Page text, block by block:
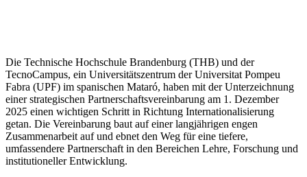
Die Technische Hochschule Brandenburg (THB) und der
TecnoCampus, ein Universitätszentrum der Universitat Pompeu
Fabra (UPF) im spanischen Mataró, haben mit der Unterzeichnung
einer strategischen Partnerschaftsvereinbarung am 1. Dezember
2025 einen wichtigen Schritt in Richtung Internationalisierung
getan. Die Vereinbarung baut auf einer langjährigen engen
Zusammenarbeit auf und ebnet den Weg für eine tiefere,
umfassendere Partnerschaft in den Bereichen Lehre, Forschung und
institutioneller Entwicklung.